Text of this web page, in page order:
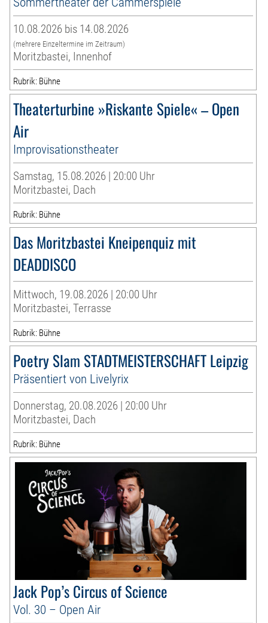
10.08.2026 bis 14.08.2026
(mehrere Einzeltermine im Zeitraum)
Moritzbastei, Innenhof
Rubrik: Bühne
Theaterturbine »Riskante Spiele« – Open
Air
Improvisationstheater
Samstag, 15.08.2026 | 20:00 Uhr
Moritzbastei, Dach
Rubrik: Bühne
Das Moritzbastei Kneipenquiz mit
DEADDISCO
Mittwoch, 19.08.2026 | 20:00 Uhr
Moritzbastei, Terrasse
Rubrik: Bühne
Poetry Slam STADTMEISTERSCHAFT Leipzig
Präsentiert von Livelyrix
Donnerstag, 20.08.2026 | 20:00 Uhr
Moritzbastei, Dach
Rubrik: Bühne
Jack Pop’s Circus of Science
Vol. 30 – Open Air